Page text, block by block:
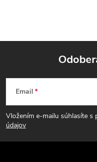
Z
á
p
Email
Vložením e-mailu súhlasíte s
údajov